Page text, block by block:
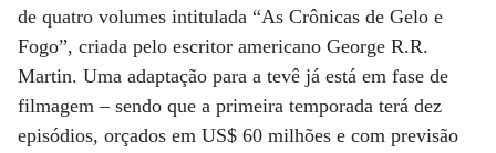
de quatro volumes intitulada “As Crônicas de Gelo e
Fogo”, criada pelo escritor americano George R.R.
Martin. Uma adaptação para a tevê já está em fase de
filmagem – sendo que a primeira temporada terá dez
episódios, orçados em US$ 60 milhões e com previsão